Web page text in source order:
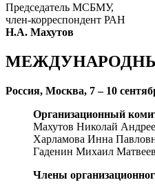
Председатель МСБМУ,
член-корреспондент РАН
Н.А. Махутов
Россия, Москва, 7 – 10
Организационный
Махутов Николай
Харламова Инна
Гаденин Михаил
Члены